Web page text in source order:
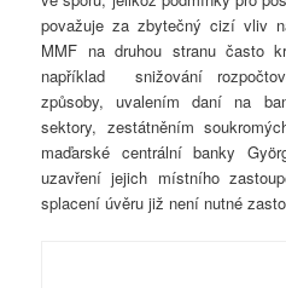
považuje za zbytečný cizí vliv
MMF na druhou stranu často
například snižování
způsoby, uvalením daní na
sektory, zestátněním
maďarské centrální banky
uzavření jejich místního
splacení úvěru již není nutné